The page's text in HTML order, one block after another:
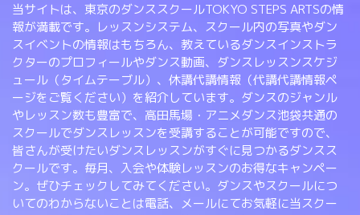
当サイトは、東京のダンススクールTOKYO STEPS ARTSの情
報が満載です。レッスンシステム、スクール内の写真やダン
スイベントの情報はもちろん、教えているダンスインストラ
クターのプロフィールやダンス動画、ダンスレッスンスケジ
ュール（タイムテーブル）、休講代講情報（代講代講情報ペ
ージをご覧ください）を紹介しています。ダンスのジャンル
やレッスン数も豊富で、高田馬場・アニメダンス池袋共通の
スクールでダンスレッスンを受講することが可能ですので、
皆さんが受けたいダンスレッスンがすぐに見つかるダンスス
クールです。毎月、入会や体験レッスンのお得なキャンペー
ン。ぜひチェックしてみてください。ダンスやスクールにつ
いてのわからないことは電話、メールにてお気軽に当スクー